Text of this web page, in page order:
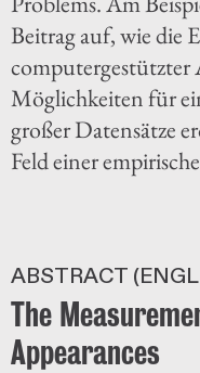
Beitrag auf, wie die
computergestützter
Möglichkeiten für
großer Datensätze
Feld einer
ABSTRACT
The
Appearances